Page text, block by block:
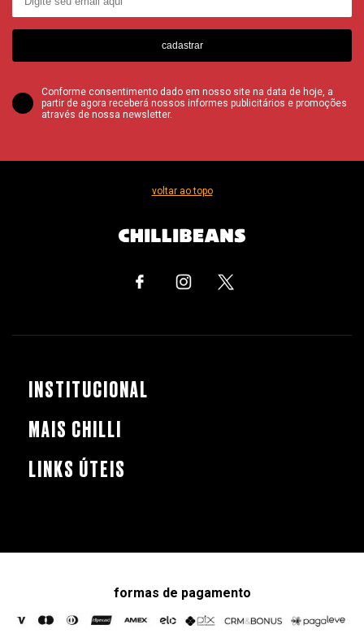
cadastrar
Conforme consentimento dado em nosso site na data de hoje, a
partir de agora receberá nossos informes publicitários e promoções
através de nossa newsletter.
voltar ao topo
INSTITUCIONAL
MAIS CHILLI
LINKS ÚTEIS
formas de pagamento